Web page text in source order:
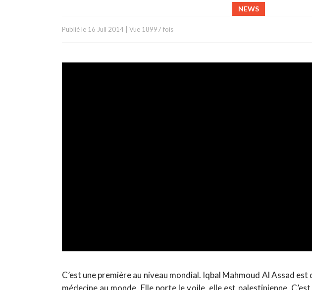
NEWS
Publié le 16 Juil 2014| Vue 18997 fois
C’est une première au niveau mondial. Iqbal Mahmoud Al Assad
médecine au monde. Elle porte le voile, elle est palestinienne.